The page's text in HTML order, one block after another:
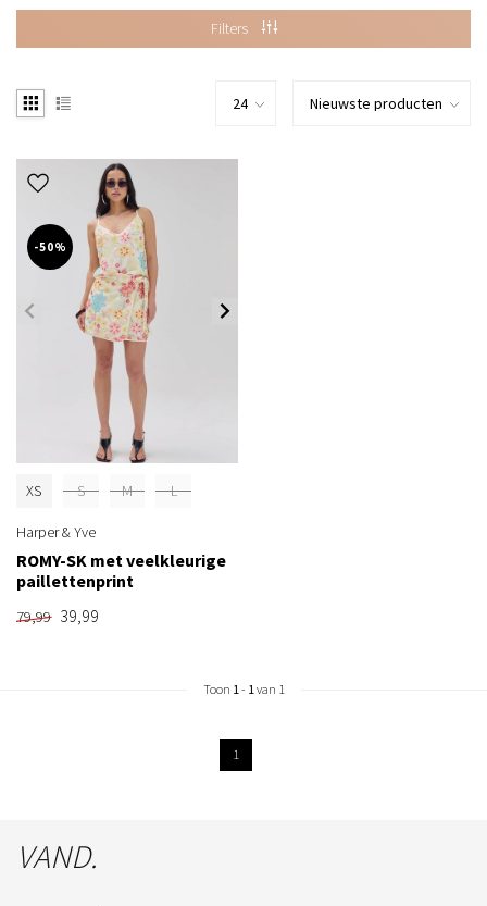
Filters
-50%
XS S M L
Harper & Yve
ROMY-SK met veelkleurige
paillettenprint
79,99 39,99
Toon 1 - 1 van 1
1
VAND.